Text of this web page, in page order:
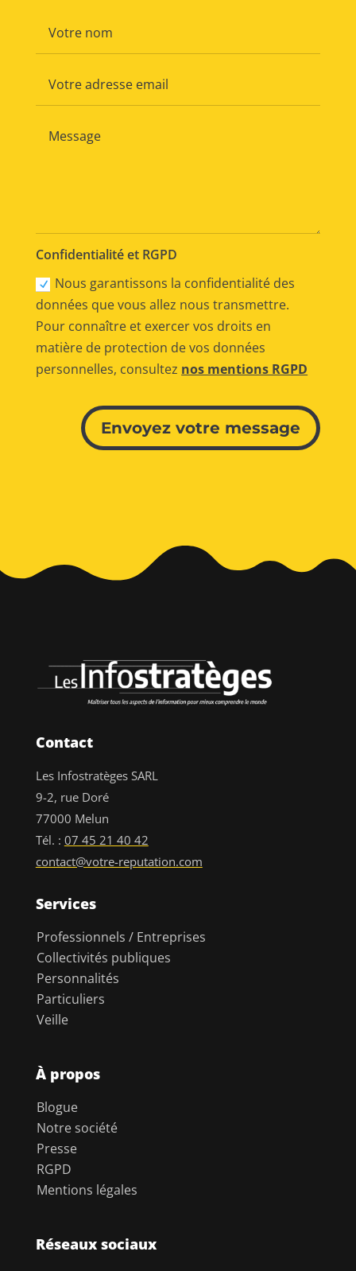
Confidentialité et RGPD
Nous garantissons la confidentialité des
données que vous allez nous transmettre.
Pour connaître et exercer vos droits en
matière de protection de vos données
personnelles, consultez nos mentions RGPD
Envoyez votre message
Contact
Les Infostratèges SARL
9-2, rue Doré
77000 Melun
Tél. : 07 45 21 40 42
contact@votre-reputation.com
Services
Professionnels / Entreprises
Collectivités publiques
Personnalités
Particuliers
Veille
À propos
Blogue
Notre société
Presse
RGPD
Mentions légales
Réseaux sociaux